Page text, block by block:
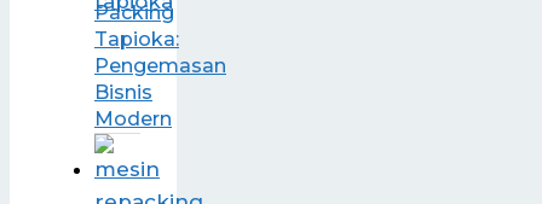
Packing
Tapioka:
Pengemasan
Bisnis
Modern